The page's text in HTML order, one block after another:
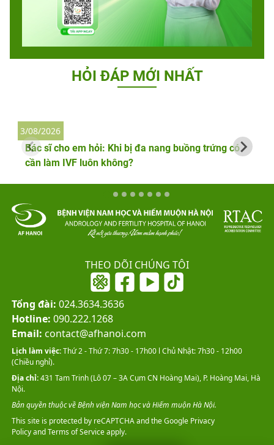
HỎI ĐÁP MỚI NHẤT
Bác sĩ cho em hỏi: Khi bị đa nang buồng trứng có
cần làm IVF luôn không?
3/08/2026
THEO DÕI CHÚNG TÔI
Tổng đài: 024.3634.3636
Hotline: 090.222.1268
Email: contact@afhanoi.com
This site is protected by reCAPTCHA and the GooglePrivacy
PolicyandTerms of Serviceapply.
Lịch làm việc:Thứ 2 - Thứ 7: 7h30 - 17h00 l Chủ Nhật: 7h30 - 12h00
(Chiều nghỉ).
Địa chỉ:431 Tam Trinh (Lô 07 – 3A Cụm CN Hoàng Mai), P. Hoàng Mai, Hà
Nội.
Bản quyền thuộc về Bệnh viện Nam học và Hiếm muộn Hà Nội.